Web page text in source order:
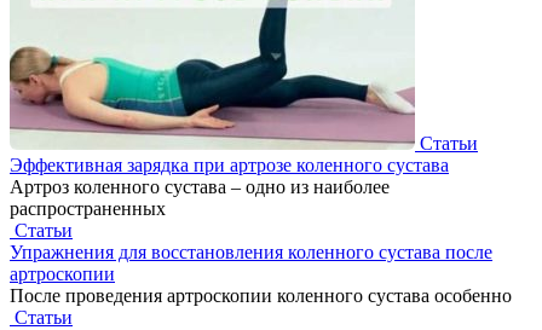
Статьи
Эффективная зарядка при артрозе коленного сустава
Артроз коленного сустава – одно из наиболее
распространенных
Статьи
Упражнения для восстановления коленного сустава после
артроскопии
После проведения артроскопии коленного сустава особенно
Статьи